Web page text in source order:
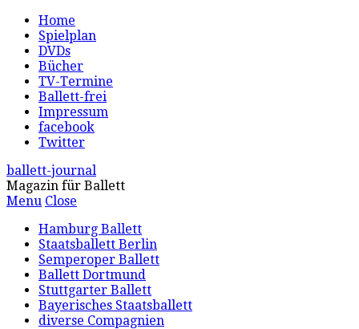
Home
Spielplan
DVDs
Bücher
TV-Termine
Ballett-frei
Impressum
facebook
Twitter
ballett-journal
Magazin für Ballett
Menu Close
Hamburg Ballett
Staatsballett Berlin
Semperoper Ballett
Ballett Dortmund
Stuttgarter Ballett
Bayerisches Staatsballett
diverse Compagnien